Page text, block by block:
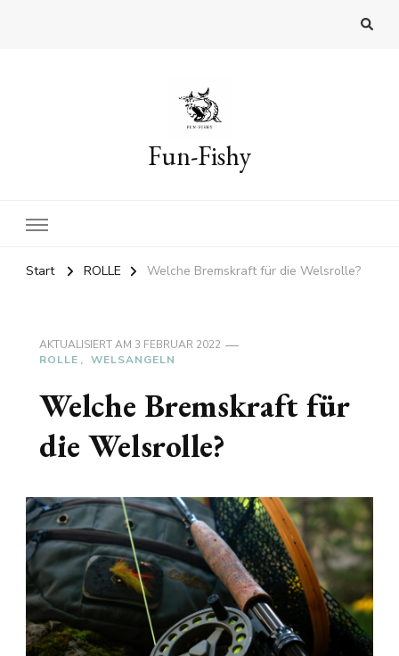
Fun-Fishy
Start ROLLE Welche Bremskraft für die Welsrolle?
AKTUALISIERT AM 3 FEBRUAR 2022
ROLLE
WELSANGELN
Welche Bremskraft für
die Welsrolle?